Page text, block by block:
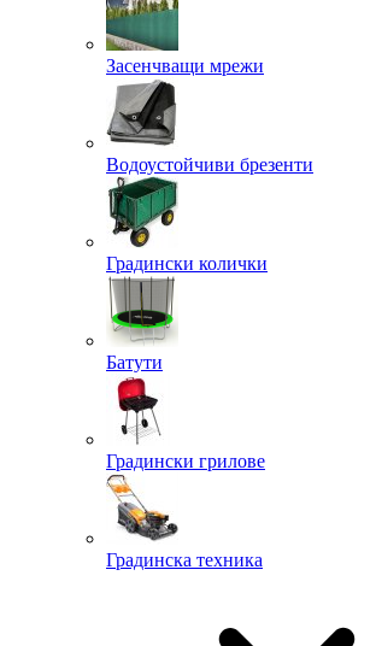
Засенчващи мрежи
Водоустойчиви брезенти
Градински колички
Батути
Градински грилове
Градинска техника